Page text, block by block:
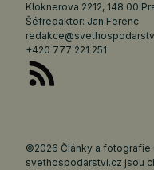
Kloknerova 2212, 148 00
Šéfredaktor: Jan Ferenc
+420 777 221 251
©2026 Články a fotografie
svethospodarstvi.cz jsou